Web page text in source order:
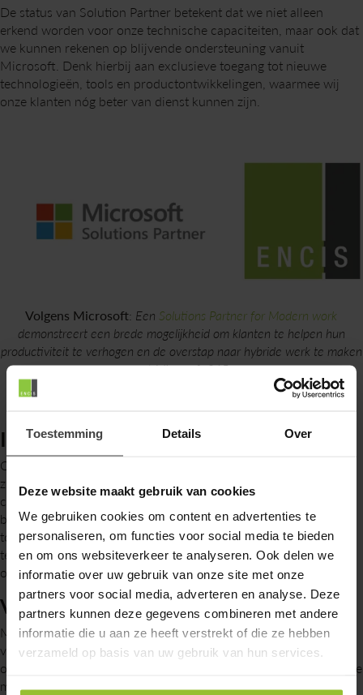
Toestemming Details Over
Deze website maakt gebruik van cookies
We gebruiken cookies om content en advertenties te
personaliseren, om functies voor social media te bieden
en om ons websiteverkeer te analyseren. Ook delen we
informatie over uw gebruik van onze site met onze
partners voor social media, adverteren en analyse. Deze
partners kunnen deze gegevens combineren met andere
informatie die u aan ze heeft verstrekt of die ze hebben
verzameld op basis van uw gebruik van hun services.
De status van Solution Partner betekent dat we niet alleen
erkend worden voor onze technische capaciteiten, maar ook dat
we kunnen rekenen op blijvende ondersteuning vanuit
Microsoft. Denk hierbij aan exclusieve toegang tot nieuwe
technologieën, tools en productontwikkelingen, waarmee wij
onze klanten nóg beter van dienst kunnen zijn.
Volgens Microsoft: EenSolutions Partner for Modern work
demonstreert een brede mogelijkheid om klanten te helpen hun
productiviteit te verhogen en de overstap naar hybride werk te maken
met Microsoft 365.
Investeren in ontwikkeling
Om deze partnerstatus te behalen, dienen onze medewerkers
zich continu te ontwikkelen. Door het behalen van
certificeringen en het delen van kennis binnen onze organisatie,
blijven wij onze klanten ondersteunen met actuele en
toekomstbestendige oplossingen. Dit past bij onze visie:
technologie als strategische kracht inzetten voor jouw
organisatie.
Voorloper in de markt
Met de Microsoft Solution Partner Designation Modern Work
versterken wij onze positie als innovatieve IT-partner. Het stelt
ons in staat om vooruit te blijven lopen in een snel veranderende
markt én om klanten te helpen bij het inrichten van een veilige,